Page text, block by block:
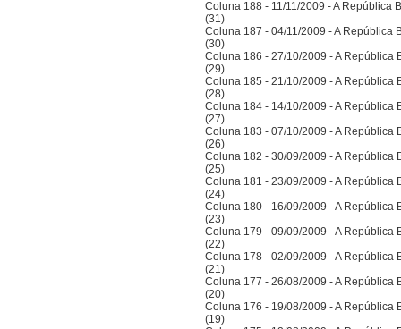
Coluna 188 - 11/11/2009 - A República
(31)
Coluna 187 - 04/11/2009 - A República
(30)
Coluna 186 - 27/10/2009 - A República
(29)
Coluna 185 - 21/10/2009 - A República
(28)
Coluna 184 - 14/10/2009 - A República
(27)
Coluna 183 - 07/10/2009 - A República
(26)
Coluna 182 - 30/09/2009 - A República
(25)
Coluna 181 - 23/09/2009 - A República
(24)
Coluna 180 - 16/09/2009 - A República
(23)
Coluna 179 - 09/09/2009 - A República
(22)
Coluna 178 - 02/09/2009 - A República
(21)
Coluna 177 - 26/08/2009 - A República
(20)
Coluna 176 - 19/08/2009 - A República
(19)